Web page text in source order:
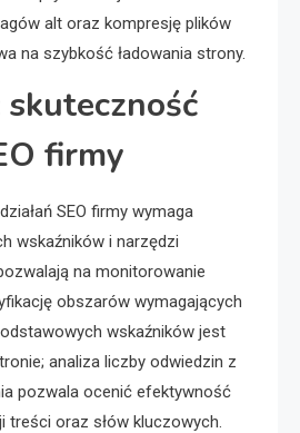
alt oraz kompresję plików
na szybkość ładowania strony.
skuteczność
firmy
SEO firmy wymaga
wskaźników i narzędzi
na monitorowanie
obszarów wymagających
wskaźników jest
analiza liczby odwiedzin z
pozwala ocenić efektywność
treści oraz słów kluczowych.